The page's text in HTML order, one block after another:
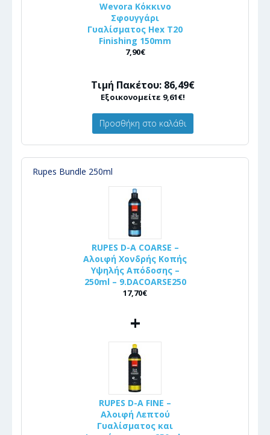
Wevora Κόκκινο
Σφουγγάρι
Γυαλίσματος Hex T20
Finishing 150mm
7,90€
Τιμή Πακέτου: 86,49€
Εξοικονομείτε 9,61€!
Προσθήκη στο καλάθι
Rupes Bundle 250ml
RUPES D-A COARSE –
Αλοιφή Χονδρής Κοπής
Υψηλής Απόδοσης –
250ml – 9.DACOARSE250
17,70€
+
RUPES D-A FINE –
Αλοιφή Λεπτού
Γυαλίσματος και